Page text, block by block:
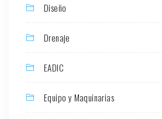
Diseño
Drenaje
EADIC
Equipo y Maquinarias